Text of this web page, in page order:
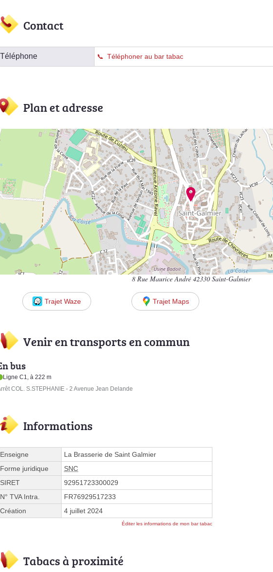
Contact
Téléphone Téléphoner au bar tabac
Plan et adresse
8 Rue Maurice André 42330 Saint-Galmier
Trajet Waze Trajet Maps
Venir en transports en commun
bus
Ligne C1, à 222 m
COL. S.STEPHANIE - 2 Avenue Jean Delande
Informations
Enseigne
La Brasserie de Saint Galmier
Forme juridique
SNC
SIRET
92951723300029
N° TVA Intra.
FR76929517233
Création
4 juillet 2024
Éditer les informations de mon bar tabac
Tabacs à proximité